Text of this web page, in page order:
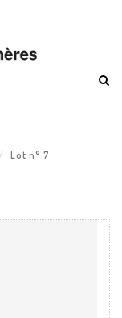
Lot n° 7